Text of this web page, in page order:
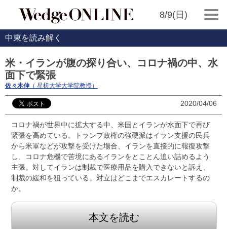
8/9(日)
中東を読み解く
米・イランが腹の探り合い、コロナ禍の中、水
面下で緊張
佐々木伸 （ 星槎大学大学院教授）
2020/04/06
コロナ禍が世界中に拡大する中、米国とイランが水面下で再び
緊張を高めている。トランプ政権の強硬派はイラン支援の民兵
から米軍などが攻撃を受けた場合、イランを直接的に報復攻撃
し、コロナ危機で苦境にあるイランをとことん追い詰めるよう
主張。対してイランは制裁で医療用品を購入できないと訴え、
制裁の緩和を狙っている。対立はどこまでエスカレートするの
か。
本文を読む